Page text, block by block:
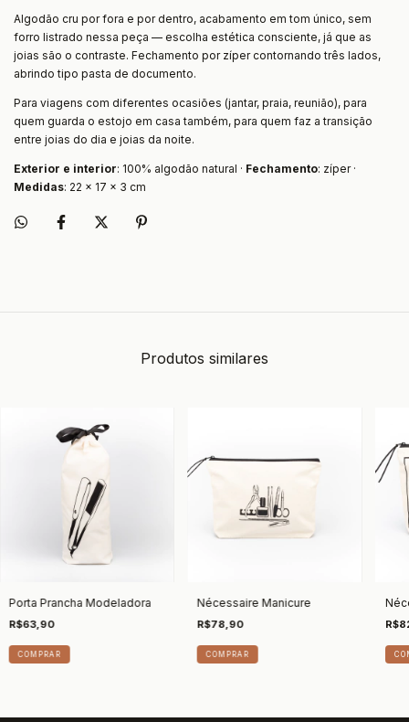
Algodão cru por fora e por dentro, acabamento em tom único, sem
forro listrado nessa peça — escolha estética consciente, já que as
joias são o contraste. Fechamento por zíper contornando três lados,
abrindo tipo pasta de documento.
Para viagens com diferentes ocasiões (jantar, praia, reunião), para
quem guarda o estojo em casa também, para quem faz a transição
entre joias do dia e joias da noite.
Exterior e interior: 100% algodão natural · Fechamento: zíper ·
Medidas: 22 × 17 × 3 cm
Produtos similares
Porta Prancha Modeladora
R$63,90
Nécessaire Manicure
R$78,90